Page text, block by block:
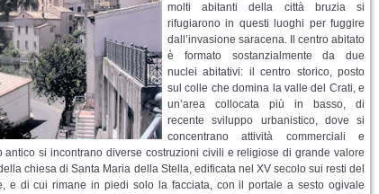
molti abitanti della città bruzia si
rifugiarono in questi luoghi per fuggire
dall’invasione saracena. Il centro abitato
è formato sostanzialmente da due
nuclei abitativi: il centro storico, posto
sul colle che domina la valle del Crati, e
un’area collocata più in basso, di
recente sviluppo urbanistico, dove si
concentrano attività commerciali e
antico si incontrano diverse costruzioni civili e religiose di grande valore
chiesa di Santa Maria della Stella, edificata nel XV secolo sui resti del
e di cui rimane in piedi solo la facciata, con il portale a sesto ogivale